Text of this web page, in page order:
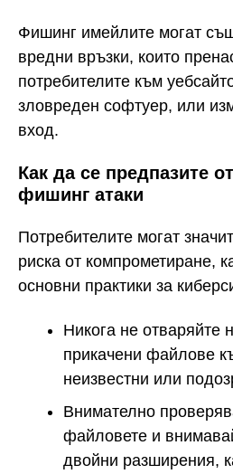
Фишинг имейлите могат
вредни връзки, които
потребителите към
зловреден софтуер, или
вход.
Как да се предпазите
фишинг атаки
Потребителите могат
риска от компрометиране,
основни практики за
Никога не отваряйте
прикачени файлове
неизвестни или
Внимателно
файловете и
двойни разширения,